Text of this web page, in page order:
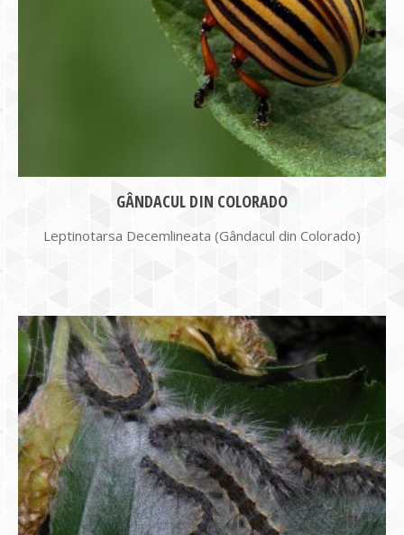
GÂNDACUL DIN COLORADO
Leptinotarsa Decemlineata (Gândacul din Colorado)